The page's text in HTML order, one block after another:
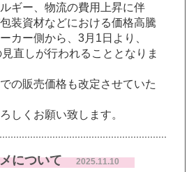
ギー、物流の費用上昇に伴
装資材などにおける価格高騰
カー側から、3月1日より、
直しが行われることとなりま
の販売価格も改定させていた
しくお願い致します。
について 2025.11.10